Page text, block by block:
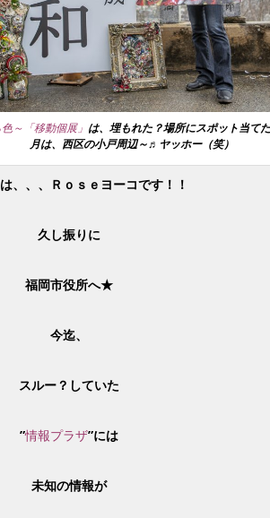
～「移動個展」 は、埋もれた？場所にスポット当て
月は、西区の小戸周辺～♬ヤッホー（笑）
、、、Ｒｏｓｅヨーコです！！
久し振りに
福岡市役所へ★
今迄、
スルー？していた
”情報プラザ”には
未知の情報が